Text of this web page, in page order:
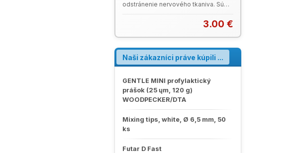
odstránenie nervového tkaniva. Sú
CC-cord. 21 mm pracovná dĺžka
Nástroje VDW (PDF)VDW Katalóg
2023 (PDF)
3.00 €
Naši zákazníci práve kúpili ...
GENTLE MINI profylaktický
prášok (25 ųm, 120 g)
WOODPECKER/DTA
Mixing tips, white, Ø 6,5 mm, 50
ks
Futar D Fast